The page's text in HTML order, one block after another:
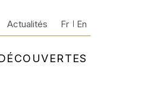
Actualités Fr En